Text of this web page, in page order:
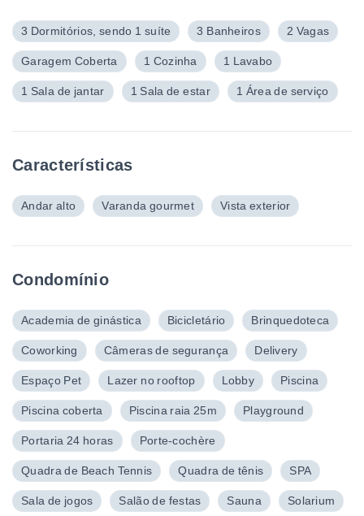
3 Dormitórios, sendo 1 suíte 3 Banheiros 2 Vagas
Garagem Coberta 1 Cozinha 1 Lavabo
1 Sala de jantar 1 Sala de estar 1 Área de serviço
Características
Andar alto Varanda gourmet Vista exterior
Condomínio
Academia de ginástica Bicicletário Brinquedoteca
Coworking Câmeras de segurança Delivery
Espaço Pet Lazer no rooftop Lobby Piscina
Piscina coberta Piscina raia 25m Playground
Portaria 24 horas Porte-cochère
Quadra de Beach Tennis Quadra de tênis SPA
Sala de jogos Salão de festas Sauna Solarium